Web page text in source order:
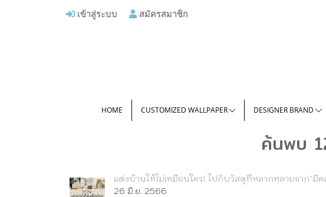
เข้าสู่ระบบ สมัครสมาชิก
HOME CUSTOMIZED WALLPAPER DESIGNER BRAND
ค้นพบ
แต่งบ้านให้ไม่เหมือนใคร! ไปกับวัสดุที่หลากหลายจาก"มีค
26 มิ.ย. 2566